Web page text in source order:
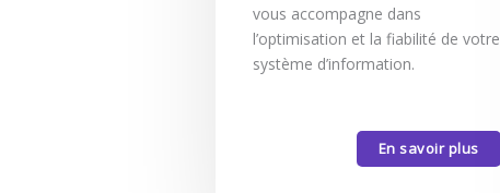
vous accompagne dans
l’optimisation et la fiabilité de votre
système d’information.
En savoir plus